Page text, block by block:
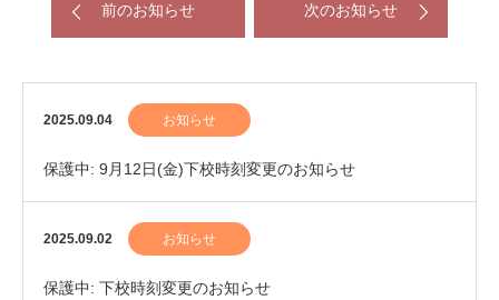
前のお知らせ 次のお知らせ
2025.09.04 お知らせ
保護中: 9月12日(金)下校時刻変更のお知らせ
2025.09.02 お知らせ
保護中: 下校時刻変更のお知らせ